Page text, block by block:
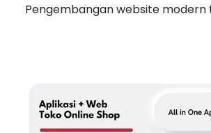
Pengembangan website modern